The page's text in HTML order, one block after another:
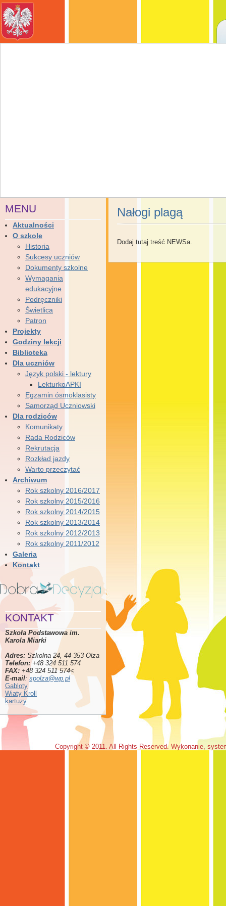
MENU
Aktualności
O szkole
Historia
Sukcesy uczniów
Dokumenty szkolne
Wymagania
edukacyjne
Podręczniki
Świetlica
Patron
Projekty
Godziny lekcji
Biblioteka
Dla uczniów
Język polski - lektury
LekturkoAPKI
Egzamin ósmoklasisty
Samorząd Uczniowski
Dla rodziców
Komunikaty
Rada Rodziców
Rekrutacja
Rozkład jazdy
Warto przeczytać
Archiwum
Rok szkolny 2016/2017
Rok szkolny 2015/2016
Rok szkolny 2014/2015
Rok szkolny 2013/2014
Rok szkolny 2012/2013
Rok szkolny 2011/2012
Galeria
Kontakt
KONTAKT
Szkoła Podstawowa im.
Karola Miarki
Adres: Szkolna 24, 44-353 Olza
Telefon:+48 324 511 574
FAX: +48 324 511 574<
E-mail: spolza@wp.pl
Gabloty
Wiaty Kroll
kartuzy
Nałogi plagą
Dodaj tutaj treść NEWSa.
Copyright © 2011. All Rights Reserved. Wykonanie,